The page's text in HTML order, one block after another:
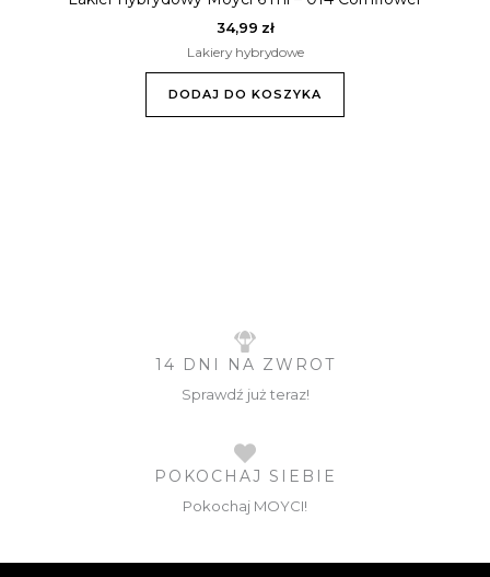
34,99 zł
Lakiery hybrydowe
DODAJ DO KOSZYKA
14 DNI NA ZWROT
Sprawdź już teraz!
POKOCHAJ SIEBIE
Pokochaj MOYCI!